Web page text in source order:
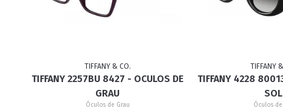
TIFFANY & CO.
TIFFANY 2257BU 8427 - OCULOS DE
GRAU
Óculos de Grau
TIFFANY
TIFFANY 4228
SOL
Óculos